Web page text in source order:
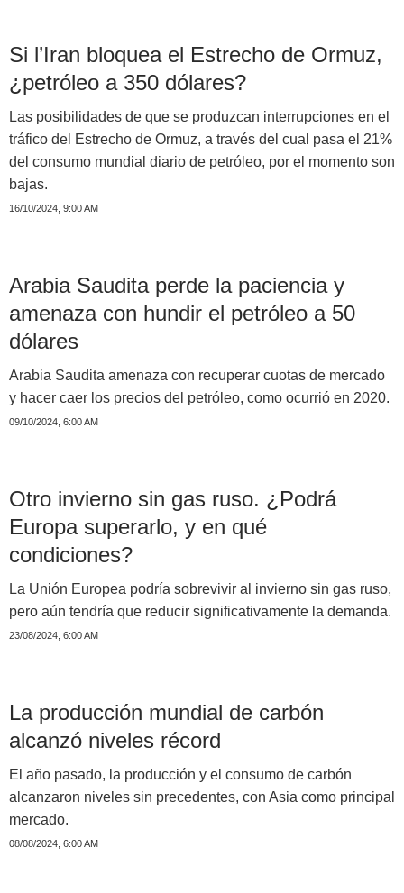
Si l’Iran bloquea el Estrecho de Ormuz,
¿petróleo a 350 dólares?
Las posibilidades de que se produzcan interrupciones en el
tráfico del Estrecho de Ormuz, a través del cual pasa el 21%
del consumo mundial diario de petróleo, por el momento son
bajas.
16/10/2024, 9:00 AM
Arabia Saudita perde la paciencia y
amenaza con hundir el petróleo a 50
dólares
Arabia Saudita amenaza con recuperar cuotas de mercado
y hacer caer los precios del petróleo, como ocurrió en 2020.
09/10/2024, 6:00 AM
Otro invierno sin gas ruso. ¿Podrá
Europa superarlo, y en qué
condiciones?
La Unión Europea podría sobrevivir al invierno sin gas ruso,
pero aún tendría que reducir significativamente la demanda.
23/08/2024, 6:00 AM
La producción mundial de carbón
alcanzó niveles récord
El año pasado, la producción y el consumo de carbón
alcanzaron niveles sin precedentes, con Asia como principal
mercado.
08/08/2024, 6:00 AM